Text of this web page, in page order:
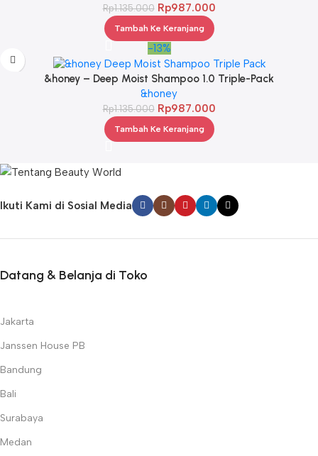
Rp1.135.000 Rp987.000
Tambah Ke Keranjang
-13%
&honey – Deep Moist Shampoo 1.0 Triple-Pack
&honey
Rp1.135.000 Rp987.000
Tambah Ke Keranjang
Ikuti Kami di Sosial Media
Datang & Belanja di Toko
Jakarta
Janssen House PB
Bandung
Bali
Surabaya
Medan